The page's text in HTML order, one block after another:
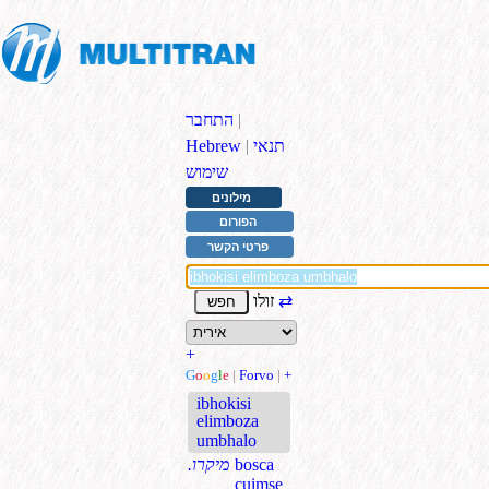
התחבר |
Hebrew | תנאי
שימוש
מילונים
הפורום
פרטי הקשר
⇄
+
Google | Forvo | +
ibhokisi
elimboza
umbhalo
.מיקרו bosca
cuimse